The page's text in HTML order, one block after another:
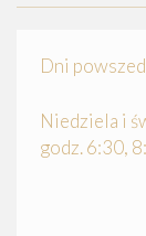
Dni
Niedziela i
godz. 6:30,